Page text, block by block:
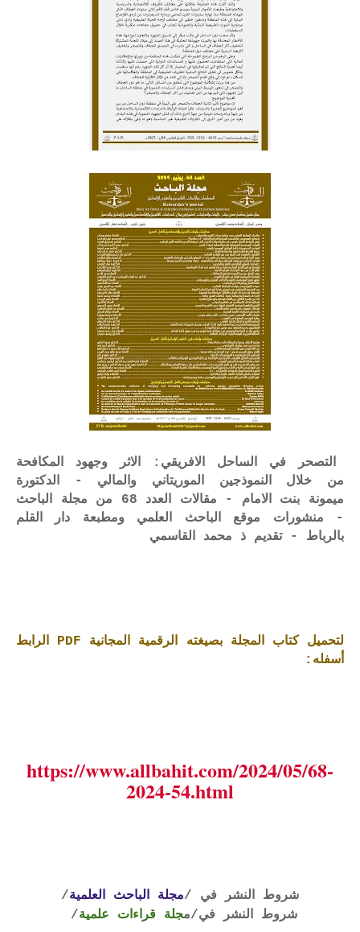
التصحر في الساحل الافريقي: الاثر وجهود المكافحة
من خلال النموذجين الموريتاني والمالي - الدكتورة
ميمونة بنت الامام - مقالات العدد 68 من مجلة الباحث
- منشورات موقع الباحث العلمي ومطبعة دار القلم
بالرباط - تقديم ذ محمد القاسمي
لتحميل كتاب المجلة بصيغته الرقمية المجانية PDF الرابط
أسفله:
https://www.allbahit.com/2024/05/68-
2024-54.html
شروط النشر في /مجلة الباحث العلمية/
شروط النشر في/مجلة قراءات علمية/